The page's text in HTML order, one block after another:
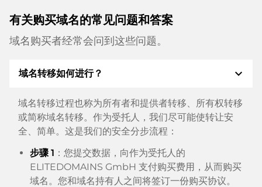
有关购买域名的常见问题和答案
域名购买者经常会问到这些问题。
域名转移如何进行？ expand_more
域名转移过程也称为所有者和提供者转移、所有权转移
或简称域名转移。作为受托人，我们尽可能使转让安
全、简单。这是我们的安全分步流程：
步骤 1 ：您提交数据，向作为受托人的
ELITEDOMAINS GmbH 支付购买费用，从而购买
域名。您和域名持有人之间将签订一份购买协议。